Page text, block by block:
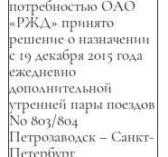
потребностью ОАО
«РЖД» принято
решение о назначении
с 19 декабря 2015 года
ежедневно
дополнительной
утренней пары поездов
No 803/804
Петрозаводск – Санкт-
Петербург